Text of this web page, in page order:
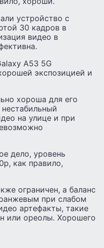
устройство с
30 кадров в
видео в
A53 5G
экспозицией и
хороша для его
на улице и при
дело, уровень
как правило,
ограничен, а баланс
при слабом
артефакты, такие
или ореолы. Хорошего